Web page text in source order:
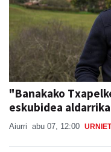
"Banakako
eskubidea
Aiurri abu 07, 12:00